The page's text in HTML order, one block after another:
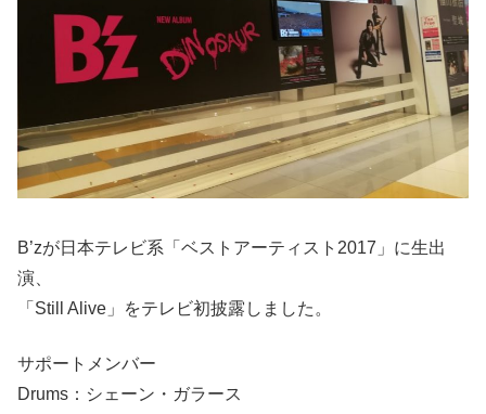
B’zが日本テレビ系「ベストアーティスト2017」に生出
演、
「Still Alive」をテレビ初披露しました。
サポートメンバー
Drums：シェーン・ガラース